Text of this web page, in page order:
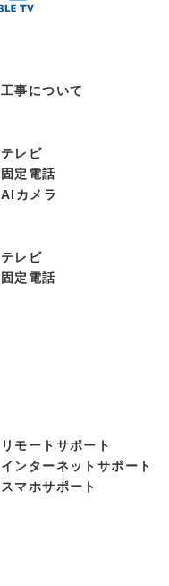
工事について
テレビ
固定電話
AIカメラ
テレビ
固定電話
リモートサポート
インターネットサポート
スマホサポート